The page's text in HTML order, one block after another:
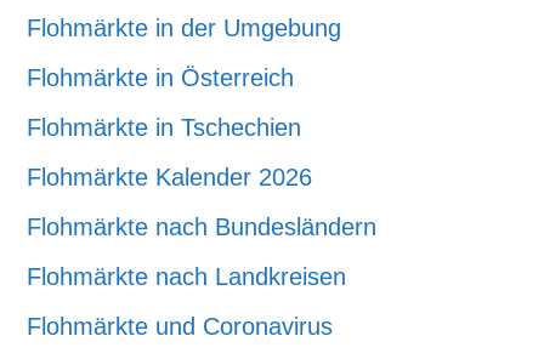
Flohmärkte in der Umgebung
Flohmärkte in Österreich
Flohmärkte in Tschechien
Flohmärkte Kalender 2026
Flohmärkte nach Bundesländern
Flohmärkte nach Landkreisen
Flohmärkte und Coronavirus